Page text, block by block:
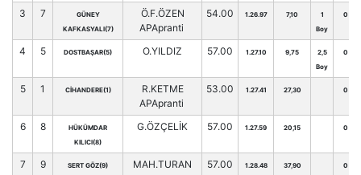
3 7
GÜNEY
KAFKASYALI(7)
Ö.F.ÖZEN
APApranti
54.00 1.26.97 7,10
1
Boy
0
4 5 DOSTBAŞAR(5) O.YILDIZ 57.00 1.27.10 9,75
2,5
Boy
0
5 1 CİHANDERE(1)
R.KETME
APApranti
53.00 1.27.41 27,30 0
6 8
HÜKÜMDAR
KILICI(8)
G.ÖZÇELİK 57.00 1.27.59 20,15 0
7 9 SERT GÖZ(9) MAH.TURAN 57.00 1.28.48 37,90 0